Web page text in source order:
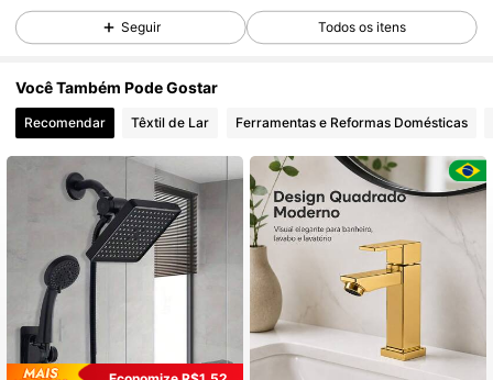
4,86 1.4K Seguidores
4,86 1.4K Seguidores
1.4K Seguidores
1.4K Seguidores
Seguir Todos os itens
Você Também Pode Gostar
Recomendar Têxtil de Lar Ferramentas e Reformas Domésticas